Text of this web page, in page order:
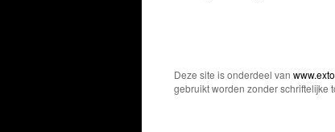
Deze site is onderdeel van
gebruikt worden zonder schriftelijke